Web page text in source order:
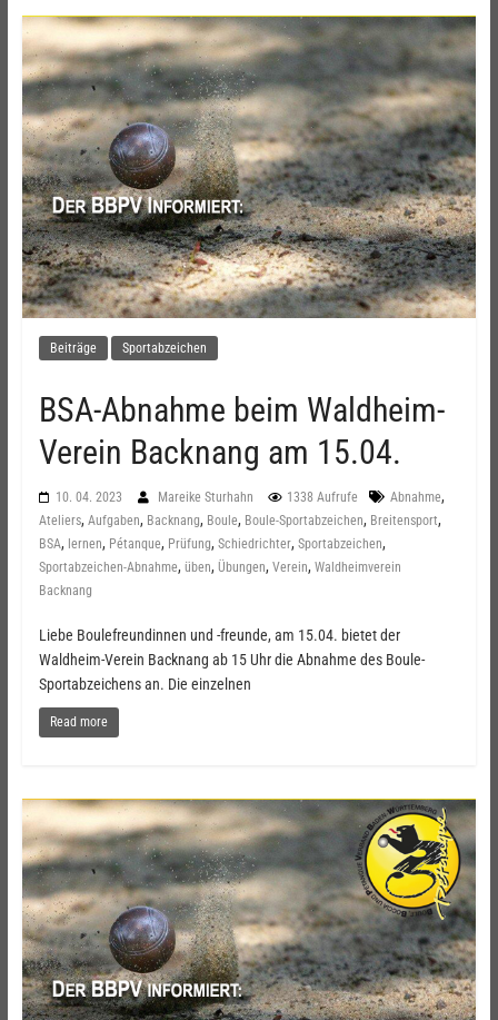
Beiträge Sportabzeichen
BSA-Abnahme beim Waldheim-
Verein Backnang am 15.04.
10. 04. 2023 Mareike Sturhahn 1338 Aufrufe Abnahme,
Ateliers, Aufgaben, Backnang, Boule, Boule-Sportabzeichen, Breitensport,
BSA, lernen, Pétanque, Prüfung, Schiedrichter, Sportabzeichen,
Sportabzeichen-Abnahme, üben, Übungen, Verein, Waldheimverein
Backnang
Liebe Boulefreundinnen und -freunde, am 15.04. bietet der
Waldheim-Verein Backnang ab 15 Uhr die Abnahme des Boule-
Sportabzeichens an. Die einzelnen
Read more